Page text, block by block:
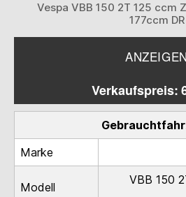
Vespa VBB 150 2T 125 ccm
177ccm DR
ANZEIGEN
Verkaufspreis:
Marke
Modell
VBB 150